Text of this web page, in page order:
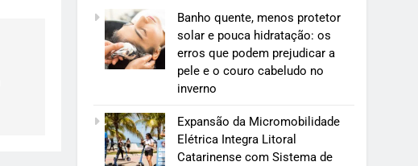
Banho quente, menos protetor
solar e pouca hidratação: os
erros que podem prejudicar a
pele e o couro cabeludo no
inverno
Expansão da Micromobilidade
Elétrica Integra Litoral
Catarinense com Sistema de